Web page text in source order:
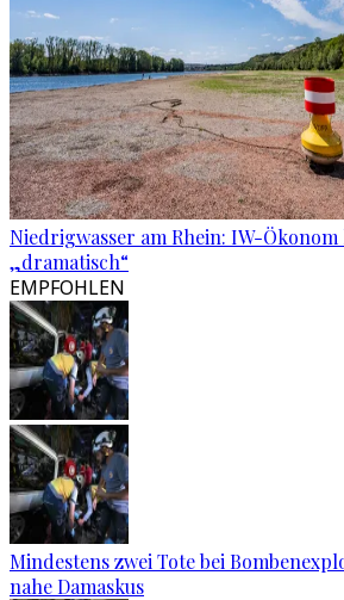
Niedrigwasser am Rhein: IW-
„dramatisch“
EMPFOHLEN
Mindestens zwei Tote bei
nahe Damaskus